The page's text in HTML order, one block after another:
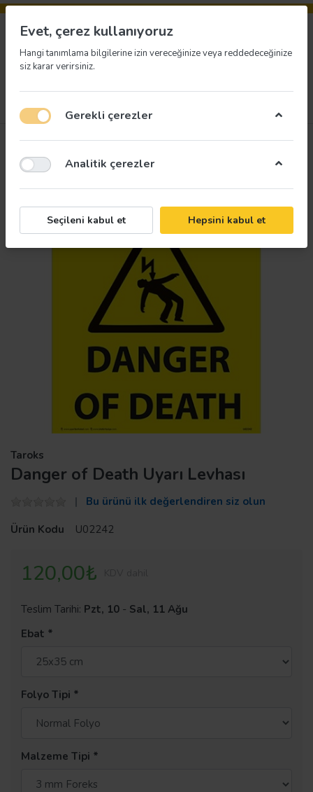
Taroks
Danger of Death Uyarı Levhası
Bu ürünü ilk değerlendiren siz olun
Ürün Kodu
U02242
120,00₺
Teslim Tarihi: Pzt, 10 - Sal, 11 Ağu
Ebat
Folyo Tipi
Malzeme Tipi
Evet, çerez kullanıyoruz
Hangi tanımlama bilgilerine izin vereceğinize veya reddedeceğinize
siz karar verirsiniz.
Gerekli çerezler
Analitik çerezler
Seçileni kabul et Hepsini kabul et